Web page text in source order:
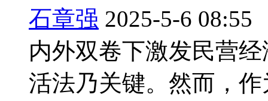
石章强 2025-5-6 08:55
内外双卷下激发民营
活法乃关键。然而，